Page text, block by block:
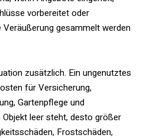
vorbereitet oder
gesammelt werden
zusätzlich. Ein ungenutztes
für Versicherung,
Gartenpflege und
leer steht, desto größer
Frostschäden,